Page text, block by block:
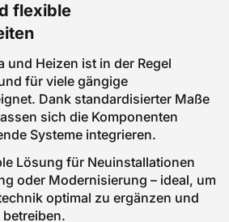
flexible
und Heizen ist in der Regel
für viele gängige
Dank standardisierter Maße
sich die Komponenten
Systeme integrieren.
Lösung für Neuinstallationen
oder Modernisierung – ideal, um
optimal zu ergänzen und